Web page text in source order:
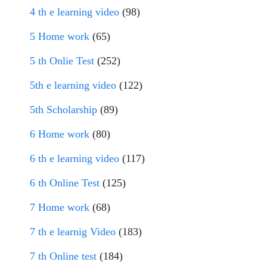
4 th e learning video (98)
5 Home work (65)
5 th Onlie Test (252)
5th e learning video (122)
5th Scholarship (89)
6 Home work (80)
6 th e learning video (117)
6 th Online Test (125)
7 Home work (68)
7 th e learnig Video (183)
7 th Online test (184)